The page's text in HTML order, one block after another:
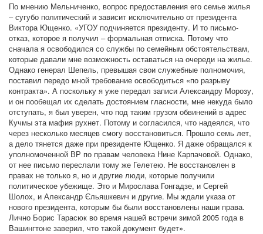
По мнению Мельниченко, вопрос предоставления его семье жилья
– сугубо политический и зависит исключительно от президента
Виктора Ющенко. «УГОУ подчиняется президенту. И то письмо-
отказ, которое я получил – формальная отписка. Потому что
сначала я освободился со службы по семейным обстоятельствам,
которые давали мне возможность оставаться на очереди на жилье.
Однако генерал Шепель, превышая свои служебные полномочия,
поставил передо мной требование освободиться «по разрыву
контракта». А поскольку я уже передал записи Александру Морозу,
и он пообещал их сделать достоянием гласности, мне некуда было
отступать, я был уверен, что под таким грузом обвинений в адрес
Кучмы эта мафия рухнет. Потому и согласился, что надеялся, что
через несколько месяцев смогу восстановиться. Прошло семь лет,
а дело тянется даже при президенте Ющенко. Я даже обращался к
уполномоченной ВР по правам человека Нине Карпачовой. Однако,
от нее письмо переслали тому же Гелетею. Не восстановлен в
правах не только я, но и другие люди, которые получили
политическое убежище. Это и Мирослава Гонгадзе, и Сергей
Шолох, и Александр Єльяшкевич и другие. Мы ждали указа от
нового президента, которым бы были восстановлены наши права.
Лично Борис Тарасюк во время нашей встречи зимой 2005 года в
Вашингтоне заверил, что такой документ будет».